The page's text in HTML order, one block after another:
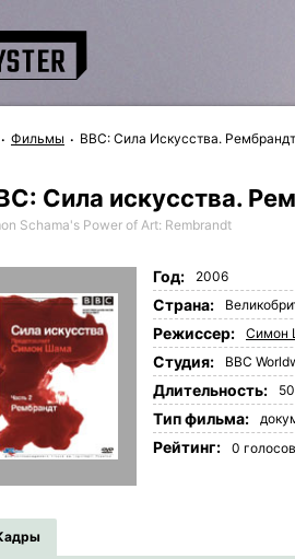
Фильмы BBC: Сила Искусства. Рембрандт
Сила искусства.
Schama's Power of Art: Rembrandt
Год: 2006
Страна:
Режиссер: Симон
Студия: BBC
Длительность:
Tип фильма:
Рейтинг: 0 голосов